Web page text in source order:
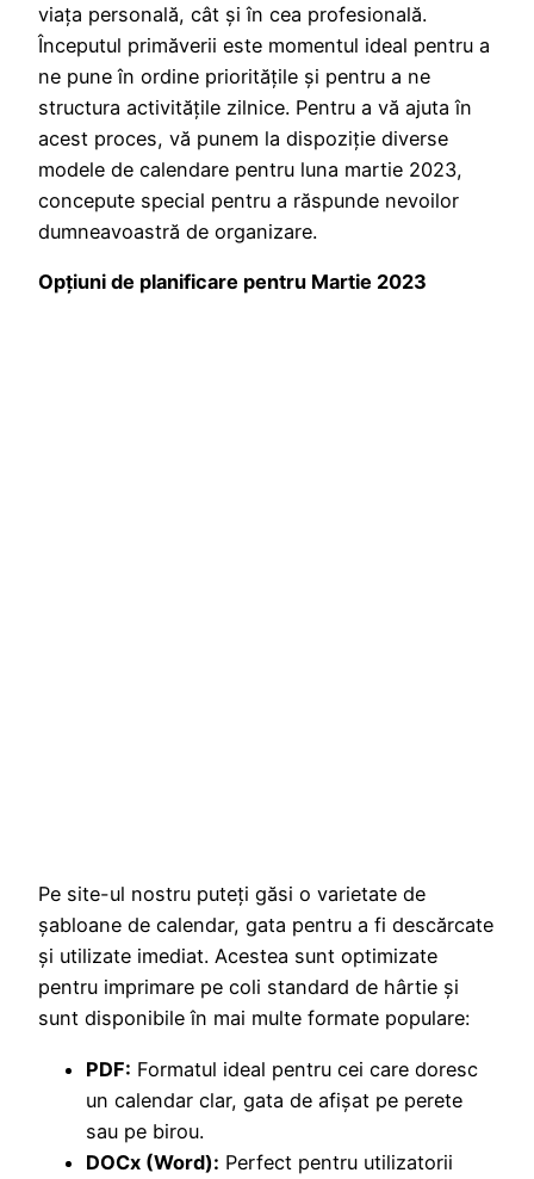
viața personală, cât și în cea profesională.
Începutul primăverii este momentul ideal pentru a
ne pune în ordine prioritățile și pentru a ne
structura activitățile zilnice. Pentru a vă ajuta în
acest proces, vă punem la dispoziție diverse
modele de calendare pentru luna martie 2023,
concepute special pentru a răspunde nevoilor
dumneavoastră de organizare.
Opțiuni de planificare pentru Martie 2023
Pe site-ul nostru puteți găsi o varietate de
șabloane de calendar, gata pentru a fi descărcate
și utilizate imediat. Acestea sunt optimizate
pentru imprimare pe coli standard de hârtie și
sunt disponibile în mai multe formate populare:
PDF: Formatul ideal pentru cei care doresc
un calendar clar, gata de afișat pe perete
sau pe birou.
DOCx (Word): Perfect pentru utilizatorii